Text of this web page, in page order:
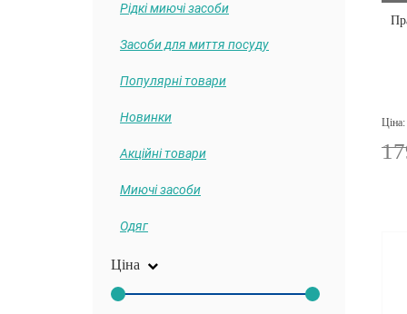
Рідкі миючі засоби
Засоби для миття посуду
Популярні товари
Новинки
Акційні товари
Миючі засоби
Одяг
Ціна
Ціна: